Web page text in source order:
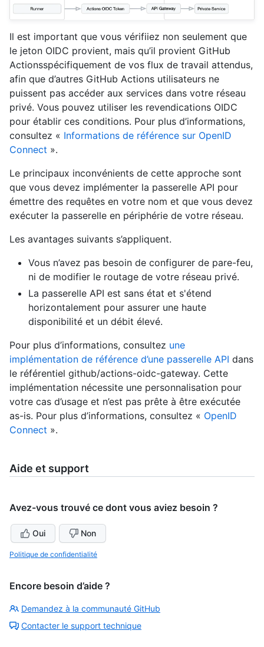
Il est important que vous vérifiiez non seulement que
le jeton OIDC provient, mais qu’il provient GitHub
Actionsspécifiquement de vos flux de travail attendus,
afin que d’autres GitHub Actions utilisateurs ne
puissent pas accéder aux services dans votre réseau
privé. Vous pouvez utiliser les revendications OIDC
pour établir ces conditions. Pour plus d’informations,
consultez « Informations de référence sur OpenID
Connect ».
Le principaux inconvénients de cette approche sont
que vous devez implémenter la passerelle API pour
émettre des requêtes en votre nom et que vous devez
exécuter la passerelle en périphérie de votre réseau.
Les avantages suivants s’appliquent.
Vous n’avez pas besoin de configurer de pare-feu,
ni de modifier le routage de votre réseau privé.
La passerelle API est sans état et s'étend
horizontalement pour assurer une haute
disponibilité et un débit élevé.
Pour plus d’informations, consultez une
implémentation de référence d’une passerelle API dans
le référentiel github/actions-oidc-gateway. Cette
implémentation nécessite une personnalisation pour
votre cas d’usage et n’est pas prête à être exécutée
as-is. Pour plus d’informations, consultez « OpenID
Connect ».
Aide et support
Avez-vous trouvé ce dont vous aviez besoin ?
Oui Non
Politique de confidentialité
Encore besoin d’aide ?
Demandez à la communauté GitHub
Contacter le support technique